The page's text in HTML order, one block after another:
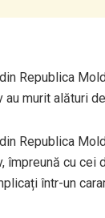
Republica
au murit alături
Republica
împreună cu cei
într-un